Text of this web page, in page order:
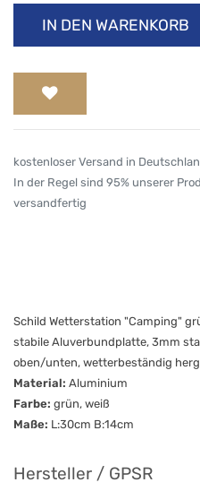
IN DEN WARENKORB
kostenloser Versand in
In der Regel sind 95% unserer
versandfertig
Schild Wetterstation "Camping"
stabile Aluverbundplatte, 3mm
oben/unten, wetterbeständig
Material: Aluminium
Farbe: grün, weiß
Maße: L:30cm B:14cm
Hersteller / GPSR